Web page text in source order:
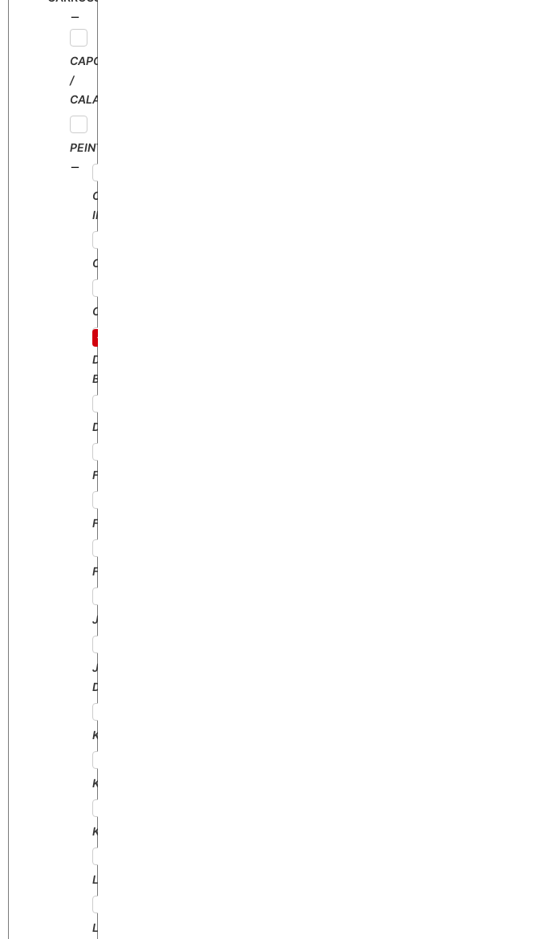
CAPOT
/
CALANDRE
PEINTURE
CASE
IH
CATERPILLAR
CLAAS
DAVID
BROWN
DEUTZ
FENDT
FIAT
FORD
JCB
JOHN
DEERE
KNEVERLAND
KUBOTA
KUHN
LANDINI
LANDROVER